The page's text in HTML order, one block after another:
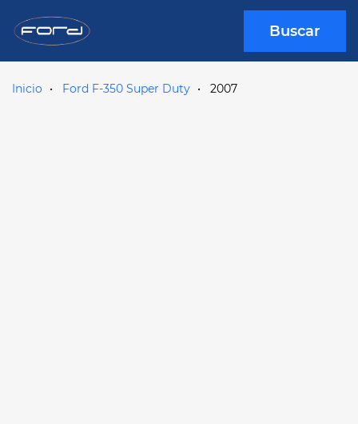
Buscar
Inicio Ford F-350 Super Duty 2007